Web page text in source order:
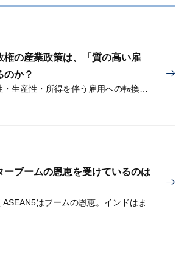
権の産業政策は、「質の高い雇
のか？
ーブームの恩恵を受けているのは
インドネシアを除くASEAN5はブームの恩恵。インドはまだブームに乗り切れず